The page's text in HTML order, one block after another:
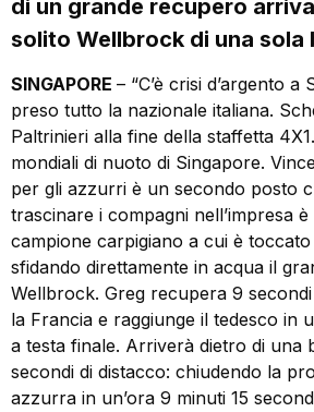
di un grande recupero
solito Wellbrock di una sola
SINGAPORE – “C’è crisi d’argento a
preso tutto la nazionale italiana.
Paltrinieri alla fine della staffetta
mondiali di nuoto di Singapore.
per gli azzurri è un secondo posto
trascinare i compagni nell’impresa è
campione carpigiano a cui è toccato
sfidando direttamente in acqua il
Wellbrock. Greg recupera 9
la Francia e raggiunge il tedesco in
a testa finale. Arriverà dietro di una
secondi di distacco: chiudendo la
azzurra in un’ora 9 minuti 15